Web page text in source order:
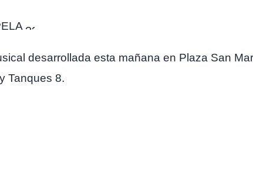
desarrollada esta mañana en Plaza San
Tanques 8.